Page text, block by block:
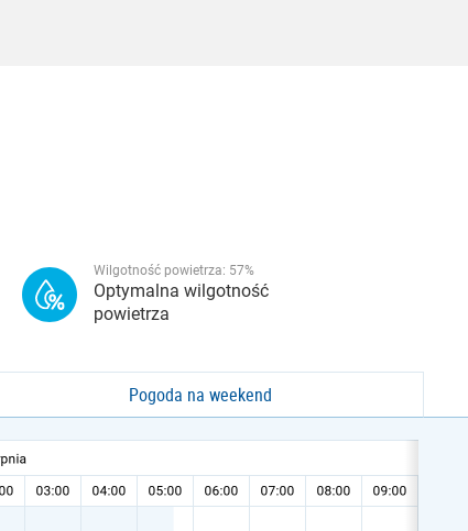
Wilgotność powietrza: 57%
Optymalna wilgotność
powietrza
Pogoda na weekend